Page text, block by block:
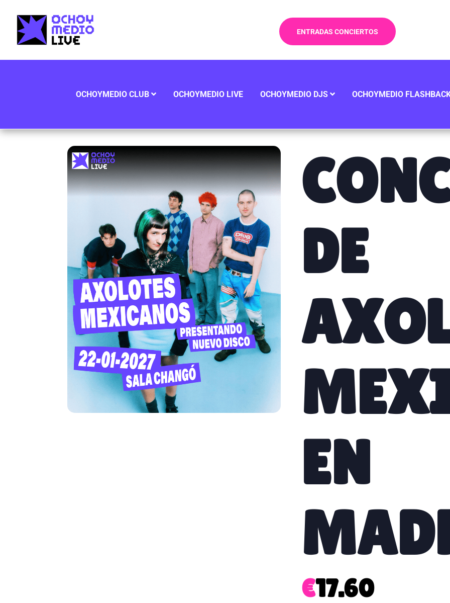
ENTRADAS CONCIERTOS
OCHOYMEDIO CLUB OCHOYMEDIO LIVE OCHOYMEDIO DJS OCHOYMEDIO
DE
EN
€17.60